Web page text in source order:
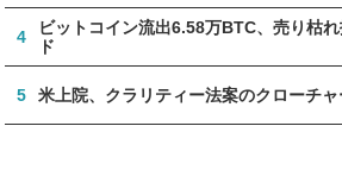
4
ビットコイン流出6.58万BTC、売り枯
ド
5 米上院、クラリティー法案のクローチ